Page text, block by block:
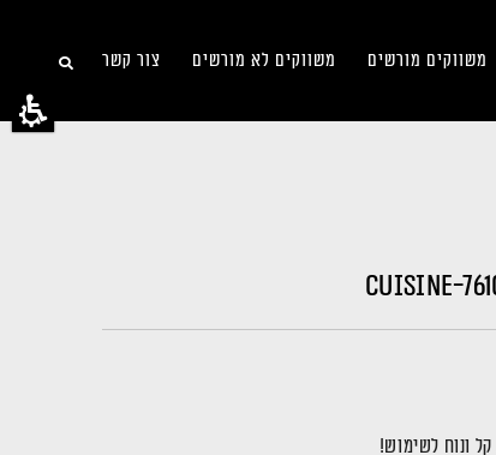
משווקים מורשים משווקים לא מורשים צור קשר